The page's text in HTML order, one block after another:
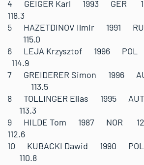
4 GEIGER Karl 1993
118.3
5 HAZETDINOV Ilmir
115.0
6 LEJA Krzysztof 1996
114.9
7 GREIDERER Simon
113.5
8 TOLLINGER Elias
113.3
9 HILDE Tom 1987
112.6
10 KUBACKI Dawid
110.8